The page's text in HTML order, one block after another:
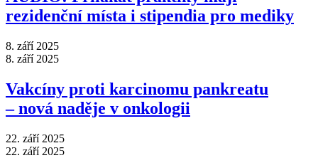
rezidenční místa i stipendia pro mediky
8. září 2025
8. září 2025
Vakcíny proti karcinomu pankreatu
–⁠ nová naděje v onkologii
22. září 2025
22. září 2025